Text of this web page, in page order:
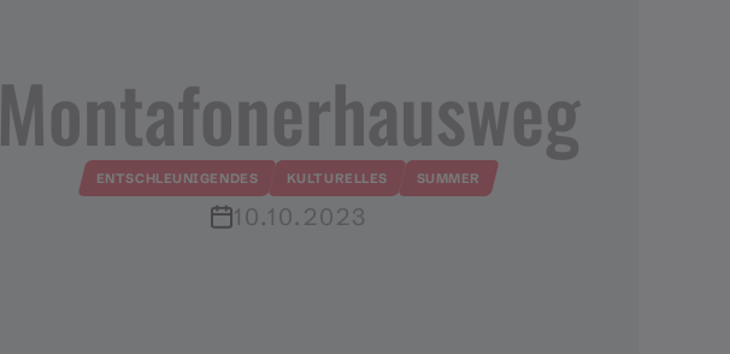
Montafonerhausweg
ENTSCHLEUNIGENDES KULTURELLES SUMMER
10.10.2023